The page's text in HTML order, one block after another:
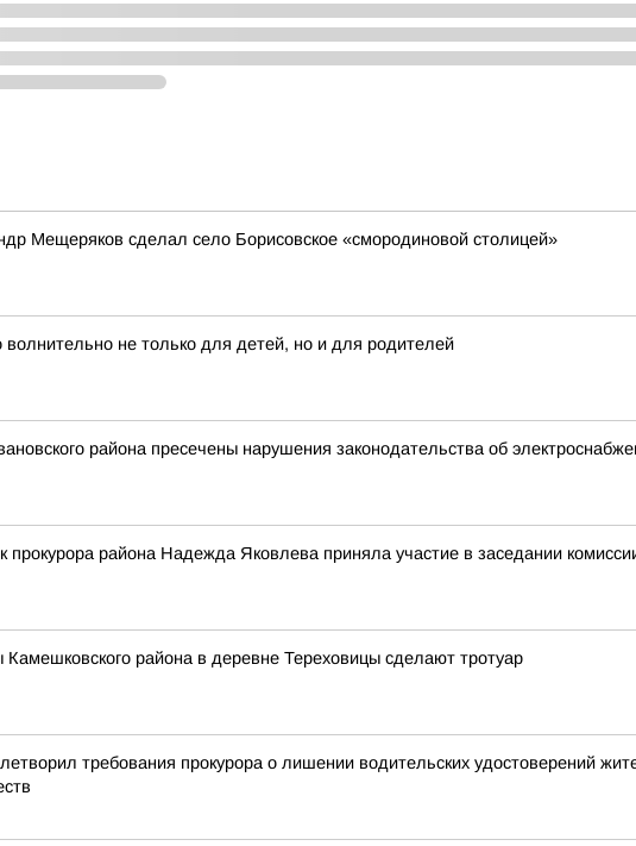
Мещеряков сделал село Борисовское «смородиновой столицей»
не только для детей, но и для родителей
района пресечены нарушения законодательства об
прокурора района Надежда Яковлева приняла участие в заседании
Камешковского района в деревне Тереховицы сделают тротуар
требования прокурора о лишении водительских удостоверений